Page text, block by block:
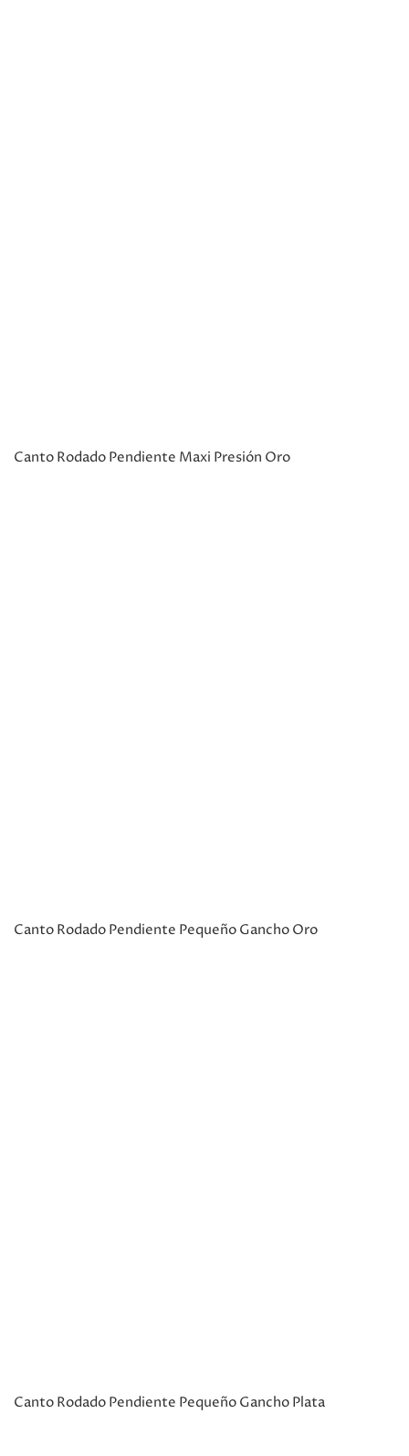
Canto Rodado Pendiente Maxi Presión Oro
Canto Rodado Pendiente Pequeño Gancho Oro
Canto Rodado Pendiente Pequeño Gancho Plata